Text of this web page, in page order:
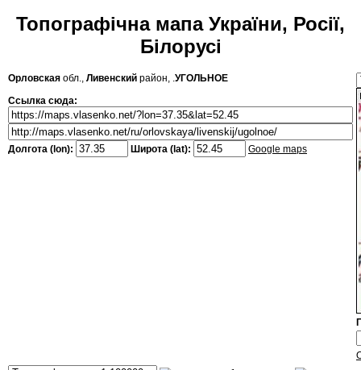
Топографічна мапа України, Росії,
Білорусі
Орловская обл., Ливенский район, .УГОЛЬНОЕ
Ссылка сюда:
Долгота (lon): Широта (lat): Google maps